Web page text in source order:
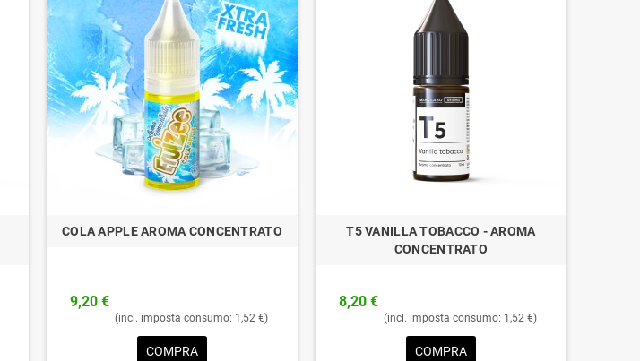
COLA APPLE AROMA CONCENTRATO
9,20 €
(incl. imposta consumo: 1,52 €)
COMPRA
T5 VANILLA TOBACCO - AROMA
CONCENTRATO
8,20 €
(incl. imposta consumo: 1,52 €)
COMPRA